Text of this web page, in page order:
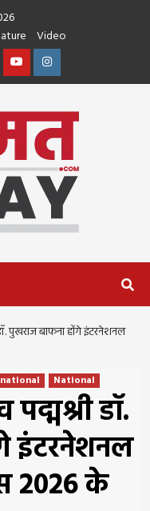
Video
YoutubeInstagram
पुखराज बाफना होंगे इंटरनेशनल
National
डॉ.
इंटरनेशनल
2026 के